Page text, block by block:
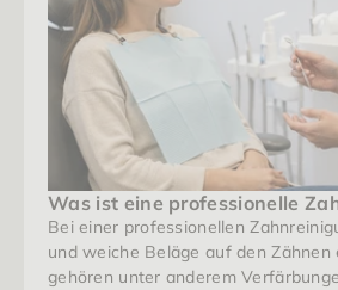
Was ist eine professionelle
Bei einer professionellen
und weiche Beläge auf den Zähnen
gehören unter anderem